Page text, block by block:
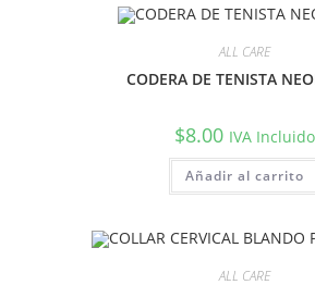
ALL CARE
CODERA DE TENISTA
$8.00 IVA Incluido
Añadir al carrito
ALL CARE